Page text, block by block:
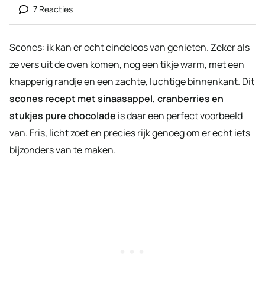
7 Reacties
Scones: ik kan er echt eindeloos van genieten. Zeker als
ze vers uit de oven komen, nog een tikje warm, met een
knapperig randje en een zachte, luchtige binnenkant. Dit
scones recept met sinaasappel, cranberries en
stukjes pure chocolade is daar een perfect voorbeeld
van. Fris, licht zoet en precies rijk genoeg om er echt iets
bijzonders van te maken.